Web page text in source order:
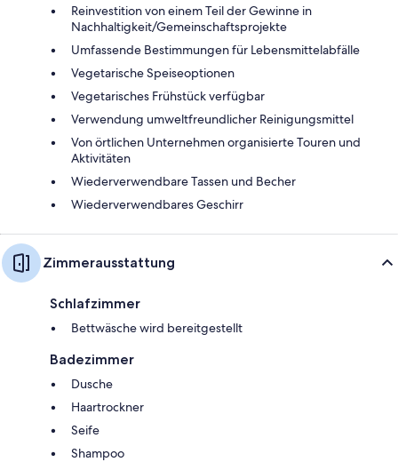
Reinvestition von einem Teil der Gewinne in
Nachhaltigkeit/Gemeinschaftsprojekte
Umfassende Bestimmungen für Lebensmittelabfälle
Vegetarische Speiseoptionen
Vegetarisches Frühstück verfügbar
Verwendung umweltfreundlicher Reinigungsmittel
Von örtlichen Unternehmen organisierte Touren und
Aktivitäten
Wiederverwendbare Tassen und Becher
Wiederverwendbares Geschirr
Zimmerausstattung
Schlafzimmer
Bettwäsche wird bereitgestellt
Badezimmer
Dusche
Haartrockner
Seife
Shampoo